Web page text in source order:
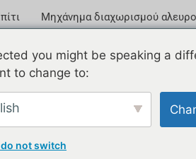
Μηχάνημα διαχωρισμού
you might be speaking a
to change to:
not switch